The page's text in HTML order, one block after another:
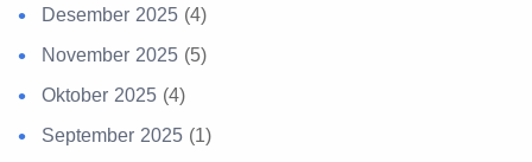
Desember 2025 (4)
November 2025 (5)
Oktober 2025 (4)
September 2025 (1)